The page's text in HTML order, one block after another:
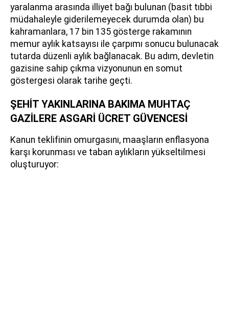
yaralanma arasında illiyet bağı bulunan (basit tıbbi
müdahaleyle giderilemeyecek durumda olan) bu
kahramanlara, 17 bin 135 gösterge rakamının
memur aylık katsayısı ile çarpımı sonucu bulunacak
tutarda düzenli aylık bağlanacak. Bu adım, devletin
gazisine sahip çıkma vizyonunun en somut
göstergesi olarak tarihe geçti.
ŞEHİT YAKINLARINA BAKIMA MUHTAÇ
GAZİLERE ASGARİ ÜCRET GÜVENCESİ
Kanun teklifinin omurgasını, maaşların enflasyona
karşı korunması ve taban aylıkların yükseltilmesi
oluşturuyor: